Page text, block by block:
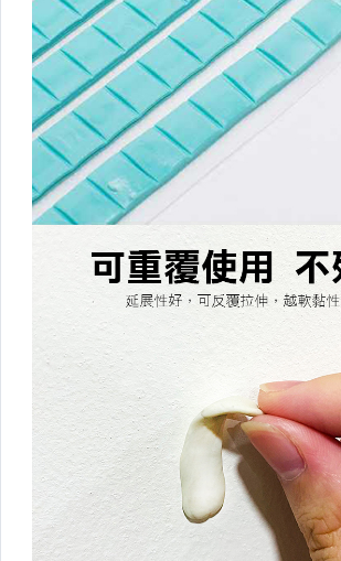
收納/置物箱
▼廚房用品▼
盤/碗/碟/餐具
料理/烘焙
調料瓶
杯墊/桌墊/隔熱墊/桌布
收納罐/保鮮盒/封口夾
保溫杯/悶燒罐/便當袋
牙刷架/漱口杯
清潔工具
清潔紙巾/清潔慕斯
抹布毛巾